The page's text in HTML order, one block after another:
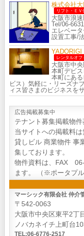
株式会社
リフト・ＥＶ
大阪市浪
Tel/06-
エレベー
設置工事/
YADORIGI
レンタルオフ
大阪市中
本町デビ
本町にあ
ビス）気軽に・リーズナ
ィス皆さまのビジネスを
広告掲載募集中
テナント募集掲載物件
当サイトへの掲載料
貸しビル 商業物件 事
集しております。
物件資料は、FAX
ます。 （※ポータプ
マーシック有限会社 仲介
〒542-0063
大阪市中央区東平2丁
ノバカネイチ上町台
TEL:06-6776-2517